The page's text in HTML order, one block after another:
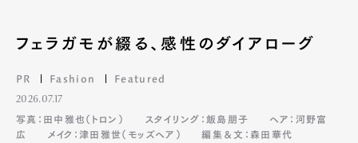
フェラガモが綴る、感性のダイアローグ
PR Fashion Featured
2026.07.17
写真：田中雅也（トロン）
スタイリング：飯島朋子
ヘア：河野富
広
メイク：津田雅世（モッズヘア） 編集＆文：森田華代